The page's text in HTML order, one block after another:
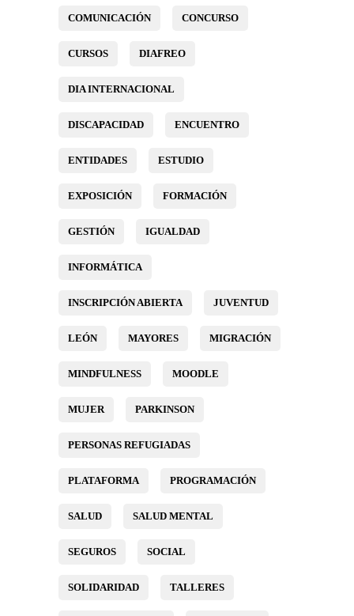
COMUNICACIÓN CONCURSO
CURSOS DIAFREO
DIA INTERNACIONAL
DISCAPACIDAD ENCUENTRO
ENTIDADES ESTUDIO
EXPOSICIÓN FORMACIÓN
GESTIÓN IGUALDAD
INFORMÁTICA
INSCRIPCIÓN ABIERTA JUVENTUD
LEÓN MAYORES MIGRACIÓN
MINDFULNESS MOODLE
MUJER PARKINSON
PERSONAS REFUGIADAS
PLATAFORMA PROGRAMACIÓN
SALUD SALUD MENTAL
SEGUROS SOCIAL
SOLIDARIDAD TALLERES